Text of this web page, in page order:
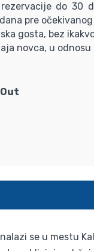
do 30
pre
gosta, bez
novca, u
se u mestu